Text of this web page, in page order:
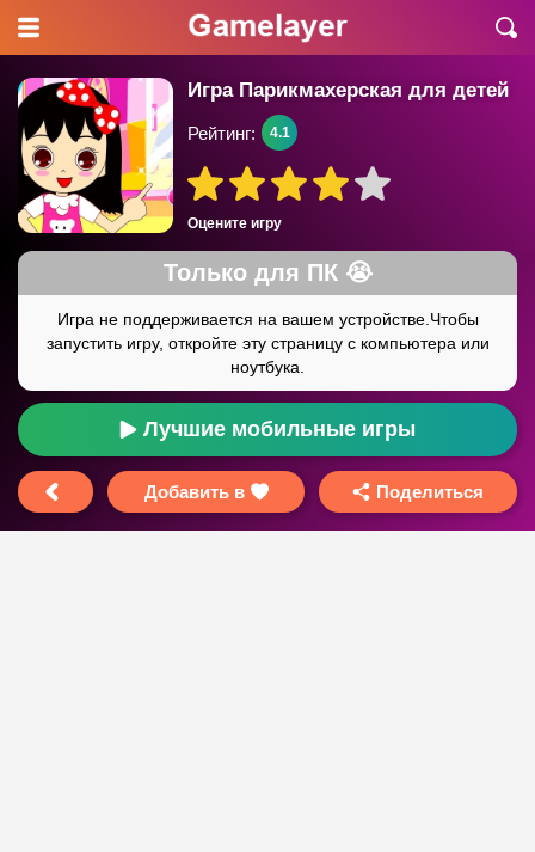
Игра Парикмахерская для детей
Оцените игру
Рейтинг: 4.1
Лучшие мобильные игры
Добавить в Поделиться